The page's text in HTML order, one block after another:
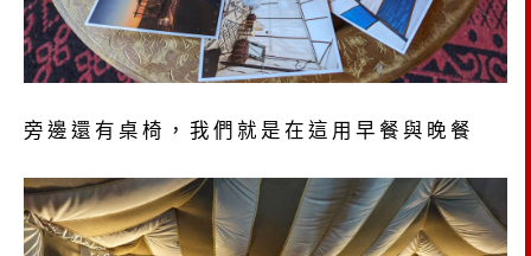
旁邊還有桌椅，我們就是在這用早餐與晚餐